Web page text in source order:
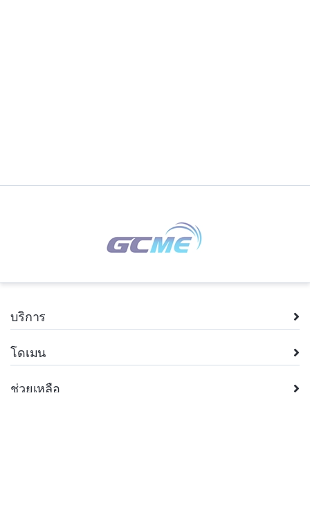
บริการ
โดเมน
ช่วยเหลือ